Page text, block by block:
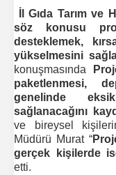
İl Gıda Tarım ve
söz konusu
desteklemek,
yükselmesini
konuşmasında
paketlenmesi,
genelinde
sağlanacağını
ve bireysel
Müdürü Murat “
gerçek kişilerde
etti.